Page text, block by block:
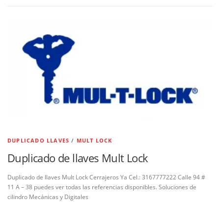
DUPLICADO LLAVES / MULT LOCK
Duplicado de llaves Mult Lock
Duplicado de llaves Mult Lock Cerrajeros Ya Cel.: 3167777222 Calle 94 #
11 A – 38 puedes ver todas las referencias disponibles. Soluciones de
cilindro Mecánicas y Digitales